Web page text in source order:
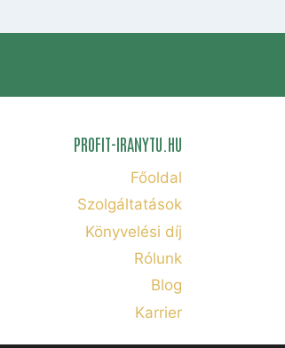
PROFIT-IRANYTU.HU
Főoldal
Szolgáltatások
Könyvelési díj
Rólunk
Blog
Karrier